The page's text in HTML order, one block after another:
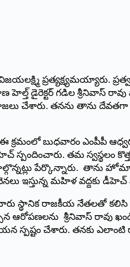
ప్రత్యక్ష్యమయ్యారు.
‌గడిల శ్రీనివాస్‌ ‌రావు
చేశారు. తనను తాను దేవతగా
క్రమంలో బుధవారం ఎంపీపీ
‌స్పందించారు. తమ స్వస్థలం
పేర్కొన్నారు. తాను
ఇస్తున్న మహిళ వద్దకు డీహెచ్‌
వారు స్థానిక రాజకీయ నేతలతో
ఆరోపణలను శ్రీనివాస్‌ ‌రావు
స్పష్టం చేశారు. తనకు